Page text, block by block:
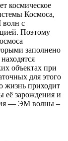
космическое
Космоса,
волн с
Поэтому
заполнено
объектах при
для этого
жизнь приходит
её зарождения и
— ЭМ волны –